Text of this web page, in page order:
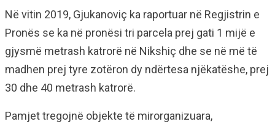
Në vitin 2019, Gjukanoviç ka raportuar në Regjistrin e
Pronës se ka në pronësi tri parcela prej gati 1 mijë e
gjysmë metrash katrorë në Nikshiç dhe se në më të
madhen prej tyre zotëron dy ndërtesa njëkatëshe, prej
30 dhe 40 metrash katrorë.
Pamjet tregojnë objekte të mirorganizuara,